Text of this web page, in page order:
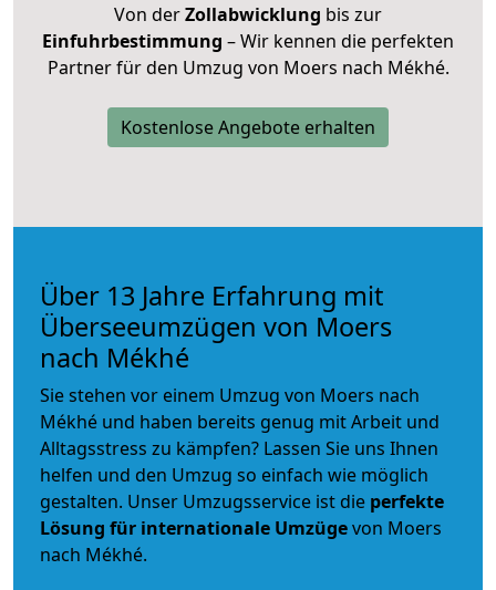
Von derZollabwicklung bis zur
Einfuhrbestimmung – Wir kennen die perfekten
Partner für den Umzug von Moers nach Mékhé.
Kostenlose Angebote erhalten
Über 13 Jahre Erfahrung mit
Überseeumzügen von Moers
nach Mékhé
Sie stehen vor einem Umzug von Moers nach
Mékhé und haben bereits genug mit Arbeit und
Alltagsstress zu kämpfen? Lassen Sie uns Ihnen
helfen und den Umzug so einfach wie möglich
gestalten. Unser Umzugsservice ist die perfekte
Lösung für internationale Umzügevon Moers
nach Mékhé.